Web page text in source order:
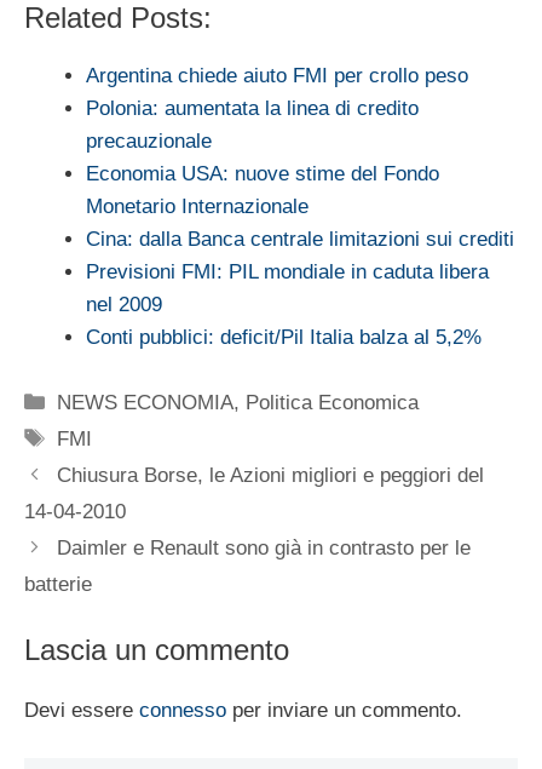
Related Posts:
Argentina chiede aiuto FMI per crollo peso
Polonia: aumentata la linea di credito
precauzionale
Economia USA: nuove stime del Fondo
Monetario Internazionale
Cina: dalla Banca centrale limitazioni sui crediti
Previsioni FMI: PIL mondiale in caduta libera
nel 2009
Conti pubblici: deficit/Pil Italia balza al 5,2%
Categorie
NEWS ECONOMIA, Politica Economica
Tag
FMI
Chiusura Borse, le Azioni migliori e peggiori del
14-04-2010
Daimler e Renault sono già in contrasto per le
batterie
Lascia un commento
Devi essere connesso per inviare un commento.